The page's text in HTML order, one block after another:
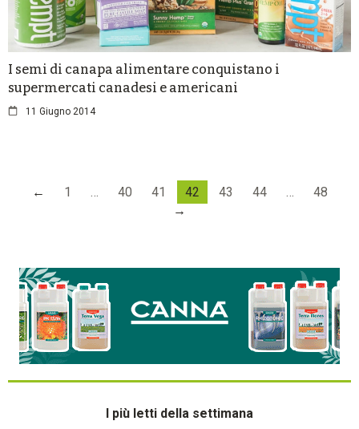
I semi di canapa alimentare conquistano i
supermercati canadesi e americani
11 Giugno 2014
← 1 … 40 41 42 43 44 …
48
→
I più letti della settimana